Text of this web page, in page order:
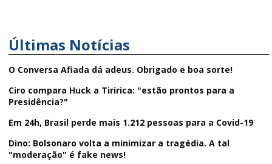
Últimas Notícias
O Conversa Afiada dá adeus. Obrigado e boa sorte!
Ciro compara Huck a Tiririca: "estão prontos para a
Presidência?"
Em 24h, Brasil perde mais 1.212 pessoas para a Covid-19
Dino: Bolsonaro volta a minimizar a tragédia. A tal
"moderação" é fake news!